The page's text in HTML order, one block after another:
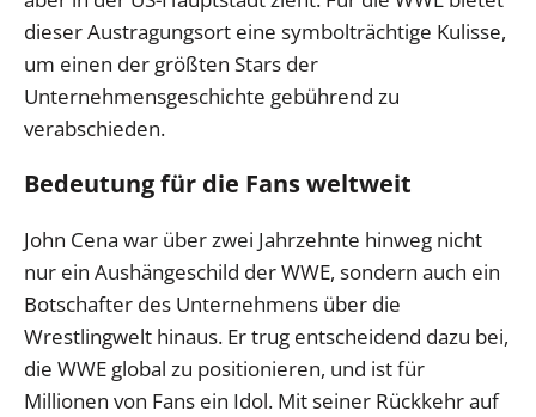
dieser Austragungsort eine symbolträchtige Kulisse,
um einen der größten Stars der
Unternehmensgeschichte gebührend zu
verabschieden.
Bedeutung für die Fans weltweit
John Cena war über zwei Jahrzehnte hinweg nicht
nur ein Aushängeschild der WWE, sondern auch ein
Botschafter des Unternehmens über die
Wrestlingwelt hinaus. Er trug entscheidend dazu bei,
die WWE global zu positionieren, und ist für
Millionen von Fans ein Idol. Mit seiner Rückkehr auf